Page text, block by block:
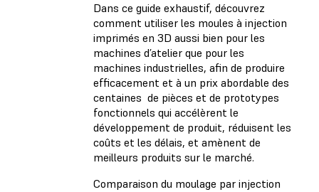
Dans ce guide exhaustif, découvrez
comment utiliser les moules à injection
imprimés en 3D aussi bien pour les
machines d’atelier que pour les
machines industrielles, afin de produire
efficacement et à un prix abordable des
centaines de pièces et de prototypes
fonctionnels qui accélèrent le
développement de produit, réduisent les
coûts et les délais, et amènent de
meilleurs produits sur le marché.
Comparaison du moulage par injection